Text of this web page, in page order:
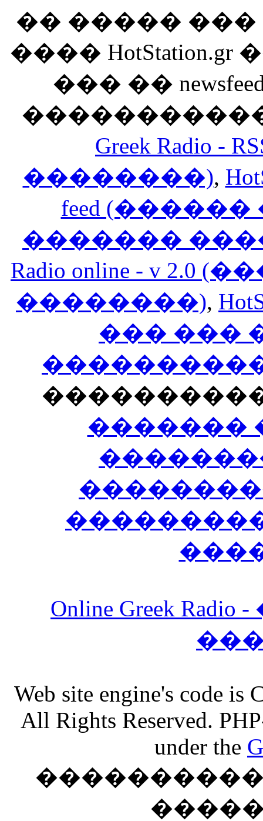
�� �����
����
��� ��
Greek Radio
��������),
feed
�������
Radio online - v
��������),
��� ���
�������
Online Greek
Web site engine's code
All Rights Reserved.
under the
����������